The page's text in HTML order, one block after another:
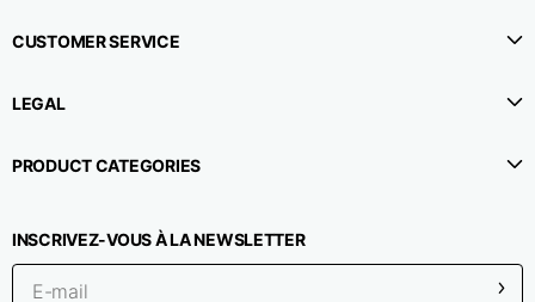
CUSTOMER SERVICE
LEGAL
PRODUCT CATEGORIES
INSCRIVEZ-VOUS À LA NEWSLETTER